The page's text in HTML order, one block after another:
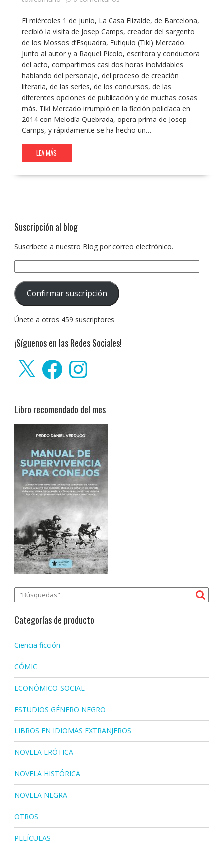
El miércoles 1 de junio, La Casa Elizalde, de Barcelona,
recibió la visita de Josep Camps, creador del sargento
de los Mossos d’Esquadra, Eutiquio (Tiki) Mercado.
Junto al autor y a Raquel Picolo, escritora y conductora
del acto, compartimos casi dos horas inolvidables
hablando del personaje, del proceso de creación
literaria, de las series, de los concursos, de las
diferentes opciones de publicación y de muchas cosas
más. Tiki Mercado irrumpió en la ficción policíaca en
2014 con Melodía Quebrada, opera prima de Josep
Camps, y rápidamente se ha hecho un…
LEA MÁS
Suscripción al blog
Suscríbete a nuestro Blog por correo electrónico.
de
correo
electrónico:
Confirmar suscripción
Únete a otros 459 suscriptores
¡Síguenos en las Redes Sociales!
FacebookInstagram
Libro recomendado del mes
Categorías de producto
Ciencia ficción
CÓMIC
ECONÓMICO-SOCIAL
ESTUDIOS GÉNERO NEGRO
LIBROS EN IDIOMAS EXTRANJEROS
NOVELA ERÓTICA
NOVELA HISTÓRICA
NOVELA NEGRA
OTROS
PELÍCULAS